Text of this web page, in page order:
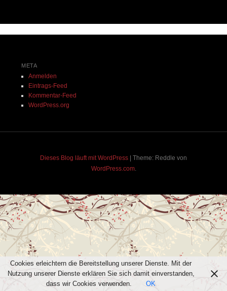
Cookies erleichtern die Bereitstellung unserer Dienste. Mit der
Nutzung unserer Dienste erklären Sie sich damit einverstanden,
dass wir Cookies verwenden.
OK